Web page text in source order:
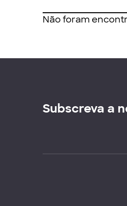
Não foram
Subscreva a